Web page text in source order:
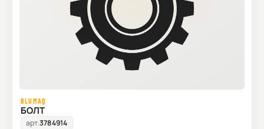
BLUMAQ
БОЛТ
арт.3784914